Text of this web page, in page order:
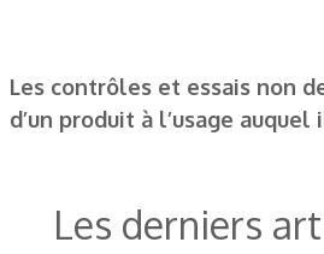
Les contrôles et essais non
d’un produit à l’usage
Les derniers